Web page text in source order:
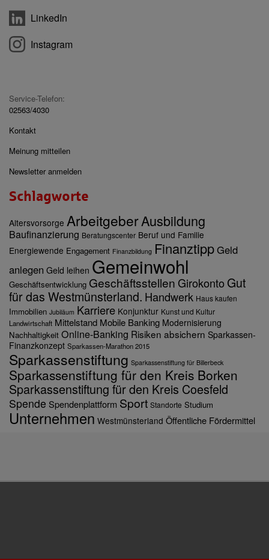
LinkedIn
Instagram
Service-Telefon:
02563/4030
Kontakt
Meinung mitteilen
Newsletter anmelden
Schlagworte
Altersvorsorge ArbeitgeberAusbildung
Baufinanzierung Beratungscenter Beruf und Familie
Energiewende Engagement Finanzbildung FinanztippGeld
anlegen Geld leihen Gemeinwohl
Geschäftsentwicklung Geschäftsstellen Girokonto Gut
für das Westmünsterland. Handwerk Haus kaufen
Immobilien Jubiläum Karriere Konjunktur Kunst und Kultur
Landwirtschaft Mittelstand Mobile Banking Modernisierung
Nachhaltigkeit Online-Banking Risiken absichern Sparkassen-
Finanzkonzept Sparkassen-Marathon 2015
Sparkassenstiftung Sparkassenstiftung für Billerbeck
Sparkassenstiftung für den Kreis Borken
Sparkassenstiftung für den Kreis Coesfeld
Spende Spendenplattform Sport Standorte Studium
Unternehmen Westmünsterland Öffentliche Fördermittel